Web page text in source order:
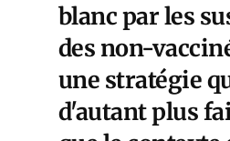
blanc par les
des non-
une stratégie
d'autant plus